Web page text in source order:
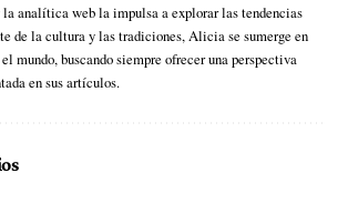
analítica web la impulsa a explorar las tendencias
de la cultura y las tradiciones, Alicia se sumerge en
mundo, buscando siempre ofrecer una perspectiva
en sus artículos.